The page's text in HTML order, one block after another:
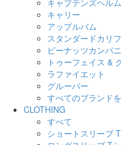
キャリー
アップルバム
スタンダードカリ
ピーナッツカンパ
トゥーフェイス &
ラファイエット
グルーバー
すべてのブランド
CLOTHING
すべて
ショートスリーブ